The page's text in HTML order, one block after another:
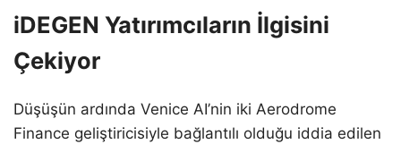
iDEGEN Yatırımcıların İlgisini
Çekiyor
Düşüşün ardında Venice AI’nin iki Aerodrome
Finance geliştiricisiyle bağlantılı olduğu iddia edilen